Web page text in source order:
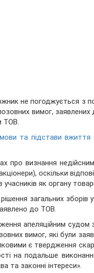
не погоджується з
вимог, заявлених
ТОВ.
та підстави вжиття
про визнання
оскільки
як органу
загальних зборів
до ТОВ.
апеляційним судом
вимог, які були
є твердження
на подальше
та законні інтереси».